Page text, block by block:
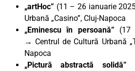
„artHoc” (11 – 26 ianuarie
Urbană „Casino”, Cluj-Napoca
„Eminescu în persoană” (17
→ Centrul de Cultură Urbană
Napoca
„Pictură abstractă solidă”